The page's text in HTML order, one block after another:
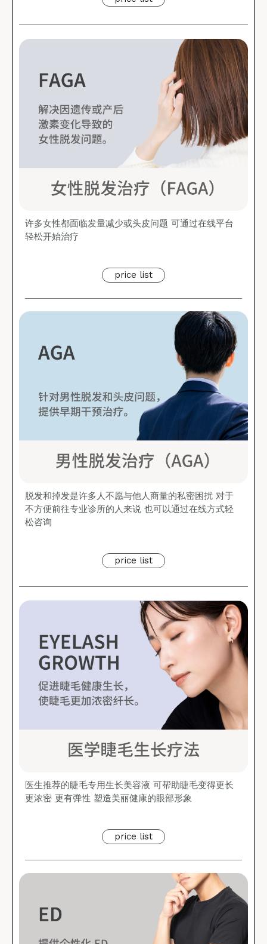
许多女性都面临发量减少或头皮问题 可通过在线平台
轻松开始治疗
price list
脱发和掉发是许多人不愿与他人商量的私密困扰 对于
不方便前往专业诊所的人来说 也可以通过在线方式轻
松咨询
price list
医生推荐的睫毛专用生长美容液 可帮助睫毛变得更长
更浓密 更有弹性 塑造美丽健康的眼部形象
price list